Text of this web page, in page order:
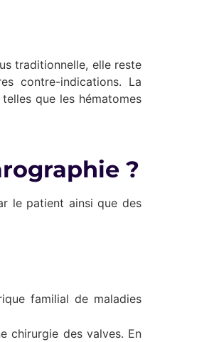
traditionnelle, elle reste
contre-indications. La
que les hématomes
?
le patient ainsi que des
familial de maladies
chirurgie des valves. En